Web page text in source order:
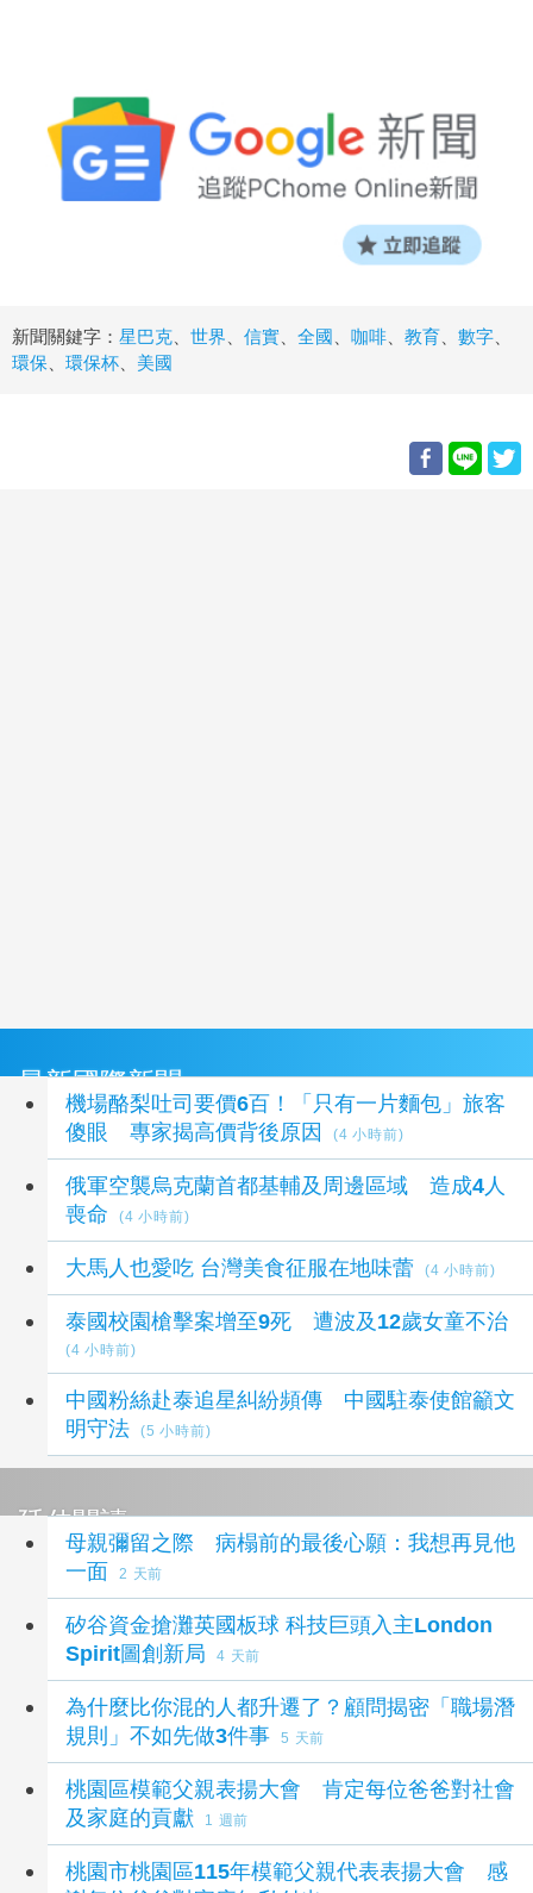
新聞關鍵字： 星巴克 世界 信實 全國 咖啡 教育 數字
環保
環保杯 美國
最新國際新聞
機場酪梨吐司要價6百！「只有一片麵包」旅客
傻眼 專家揭高價背後原因
(4 小時前)
俄軍空襲烏克蘭首都基輔及周邊區域 造成4人
喪命
(4 小時前)
大馬人也愛吃 台灣美食征服在地味蕾 (4 小時前)
泰國校園槍擊案增至9死 遭波及12歲女童不治
(4 小時前)
中國粉絲赴泰追星糾紛頻傳 中國駐泰使館籲文
明守法
(5 小時前)
延伸閱讀
母親彌留之際 病榻前的最後心願：我想再見他
一面
2 天前
矽谷資金搶灘英國板球 科技巨頭入主London
Spirit圖創新局
4 天前
為什麼比你混的人都升遷了？顧問揭密「職場潛
規則」不如先做3件事
5 天前
桃園區模範父親表揚大會 肯定每位爸爸對社會
及家庭的貢獻
1 週前
桃園市桃園區115年模範父親代表表揚大會 感